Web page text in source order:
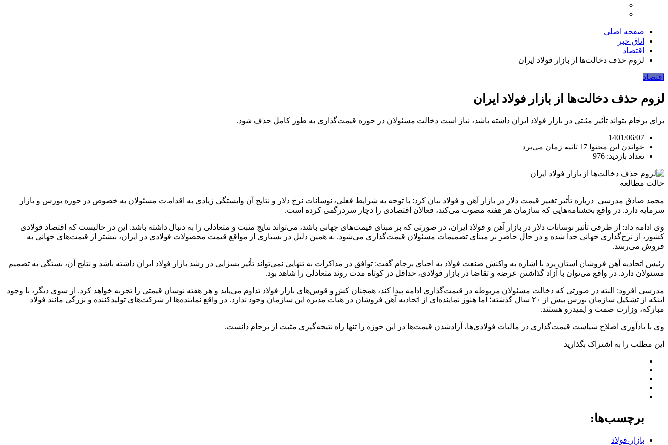
صفحه اصلی
اتاق خبر
اقتصاد
لزوم حذف دخالت‌ها از بازار فولاد ایران
اقتصاد
لزوم حذف دخالت‌ها از بازار فولاد ایران
برای برجام بتواند تأثیر مثبتی در بازار فولاد ایران داشته باشد، نیاز است دخالت مسئولان در حوزه قیمت‌گذاری به طور کامل حذف شود.
1401/06/07
خواندن این محتوا 17 ثانیه زمان می‌برد
تعداد بازدید: 976
حالت مطالعه
محمد صادق مدرسی درباره تأثیر تغییر قیمت دلار در بازار آهن و فولاد بیان کرد: با توجه به شرایط فعلی، نوسانات نرخ دلار و نتایج آن وابستگی زیادی به اقدامات مسئولان به خصوص در حوزه بورس و بازار
سرمایه دارد. در واقع بخشنامه‌هایی که سازمان هر هفته مصوب می‌کند، فعالان اقتصادی را دچار سردرگمی کرده است.
وی ادامه داد: از طرفی تأثیر نوسانات دلار در بازار آهن و فولاد ایران، در صورتی که بر مبنای قیمت‌های جهانی باشد، می‌تواند نتایج مثبت و متعادلی را به دنبال داشته باشد. این در حالیست که اقتصاد فولادی
کشور، از نرخ‌گذاری جهانی جدا شده و در حال حاضر بر مبنای تصمیمات مسئولان قیمت‌گذاری می‌شود. به همین دلیل در بسیاری از مواقع قیمت محصولات فولادی در ایران، بیشتر از قیمت‌های جهانی به
فروش می‌رسد.
رئیس اتحادیه آهن فروشان استان یزد با اشاره به واکنش صنعت فولاد به احیای برجام گفت: توافق در مذاکرات به تنهایی نمی‌تواند تأثیر بسزایی در رشد بازار فولاد ایران داشته باشد و نتایج آن، بستگی به تصمیم
مسئولان دارد. در واقع می‌توان با آزاد گذاشتن عرضه و تقاضا در بازار فولادی، حداقل در کوتاه مدت روند متعادلی را شاهد بود.
مدرسی افزود: البته در صورتی که دخالت مسئولان مربوطه در قیمت‌گذاری ادامه پیدا کند، همچنان کش و قوس‌های بازار فولاد تداوم می‌یابد و هر هفته نوسان قیمتی را تجربه خواهد کرد. از سوی دیگر، با وجود
اینکه از تشکیل سازمان بورس بیش از ۲۰ سال گذشته؛ اما هنوز نماینده‌ای از اتحادیه آهن فروشان در هیأت مدیره این سازمان وجود ندارد. در واقع نماینده‌ها از شرکت‌های تولیدکننده و بزرگی مانند فولاد
مبارکه، وزارت صمت و ایمیدرو هستند.
وی با یادآوری اصلاح سیاست قیمت‌گذاری در مالیات فولادی‌ها، آزادشدن قیمت‌ها در این حوزه را تنها راه نتیجه‌گیری مثبت از برجام دانست.
این مطلب را به اشتراک بگذارید
برچسب‌ها:
بازار-فولاد